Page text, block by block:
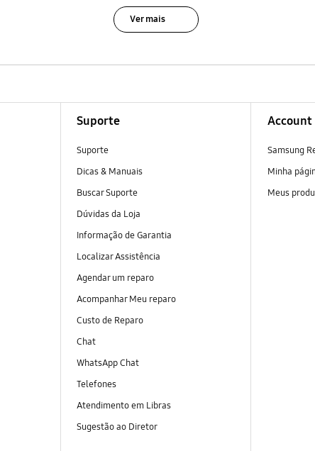
Ver mais
Suporte
Suporte
Dicas & Manuais
Buscar Suporte
Dúvidas da Loja
Informação de Garantia
Localizar Assistência
Agendar um reparo
Acompanhar Meu reparo
Custo de Reparo
Chat
WhatsApp Chat
Telefones
Atendimento em Libras
Sugestão ao Diretor
Account
Samsung
Minha
Meus